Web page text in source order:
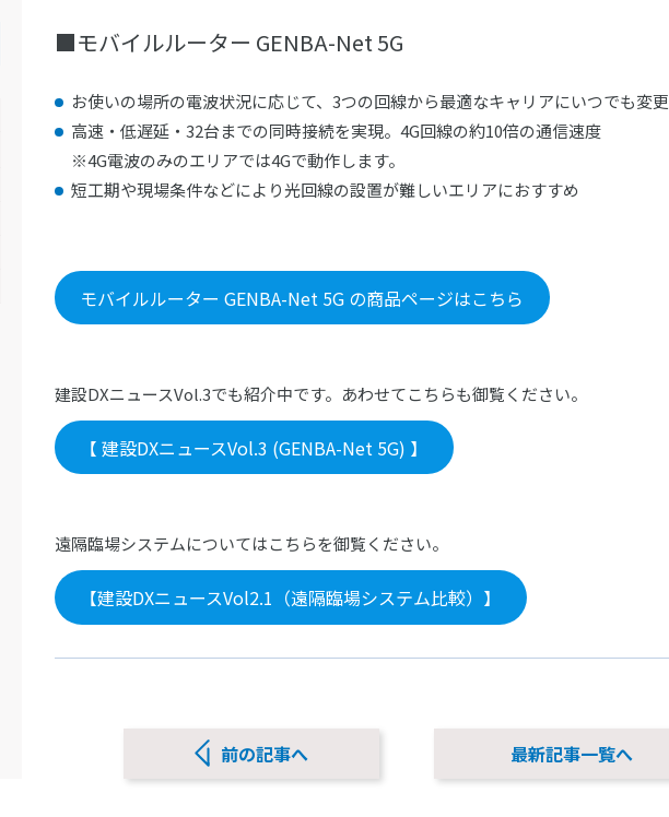
■モバイルルーター GENBA-Net 5G
お使いの場所の電波状況に応じて、3つの回線から最適なキャリアにいつでも変
高速・低遅延・32台までの同時接続を実現。4G回線の約10倍の通信速度
※4G電波のみのエリアでは4Gで動作します。
短工期や現場条件などにより光回線の設置が難しいエリアにおすすめ
モバイルルーター GENBA-Net 5G の商品ページはこちら
建設DXニュースVol.3でも紹介中です。あわせてこちらも御覧ください。
【 建設DXニュースVol.3 (GENBA-Net 5G) 】
遠隔臨場システムについてはこちらを御覧ください。
【建設DXニュースVol2.1（遠隔臨場システム比較）】
前の記事へ 最新記事一覧へ